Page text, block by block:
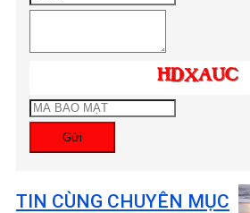
Gửi
TIN CÙNG CHUYÊN MỤC